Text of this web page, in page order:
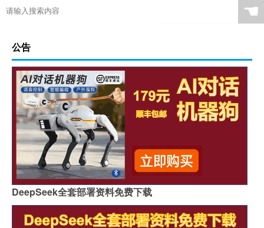
☚
公告
DeepSeek全套部署资料免费下载